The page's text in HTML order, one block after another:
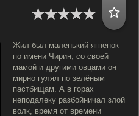
Жил-был маленький ягненок
по имени Чирин, со своей
мамой и другими овцами он
мирно гулял по зелёным
пастбищам. А в горах
неподалеку разбойничал злой
волк, время от времени